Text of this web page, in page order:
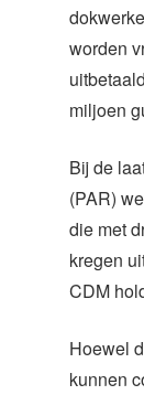
worden
miljoen
Bij de
(PAR)
die met
kregen
CDM
Hoewel
kunnen